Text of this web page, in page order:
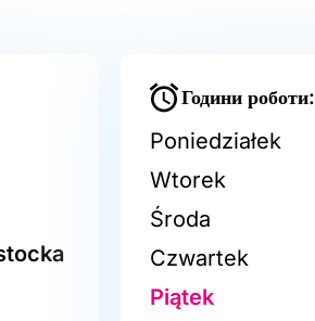
Години роботи:
Poniedziałek
Wtorek
Środa
Czwartek
Piątek